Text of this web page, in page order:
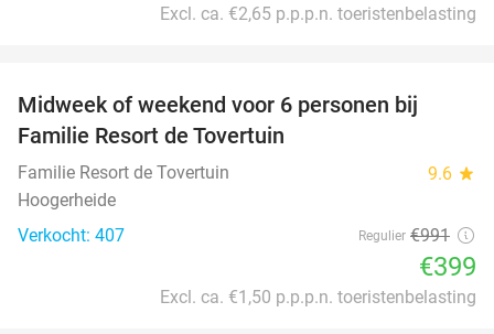
Excl. ca. €2,65 p.p.p.n. toeristenbelasting
Midweek of weekend voor 6 personen bij
Familie Resort de Tovertuin
Familie Resort de Tovertuin 9.6 star
Hoogerheide
Verkocht: 407
Regulier €991
€399
Excl. ca. €1,50 p.p.p.n. toeristenbelasting